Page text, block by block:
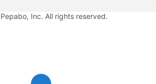
Inc. All rights reserved.